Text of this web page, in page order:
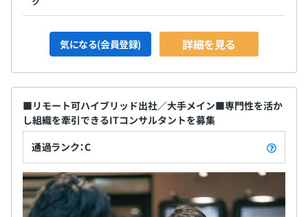
気になる(会員登録) 詳細を見る
■リモート可ハイブリッド出社／大手メイン■専門性を活か
し組織を牽引できるITコンサルタントを募集
通過ランク：C